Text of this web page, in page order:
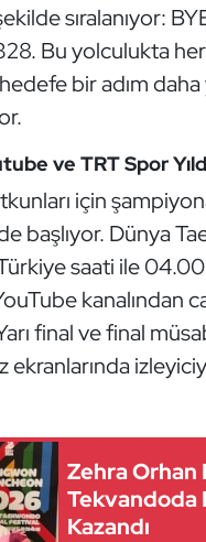
sıralanıyor:
Bu yolculukta
bir adım daha
ve TRT Spor
için
başlıyor. Dünya
saati ile
kanalından
final ve final
ekranlarında
Zehra Orhan
Tekvandoda
Kazandı
Sporcular